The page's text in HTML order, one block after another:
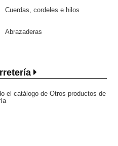
Cuerdas, cordeles e hilos
Abrazaderas
el catálogo de Otros productos de